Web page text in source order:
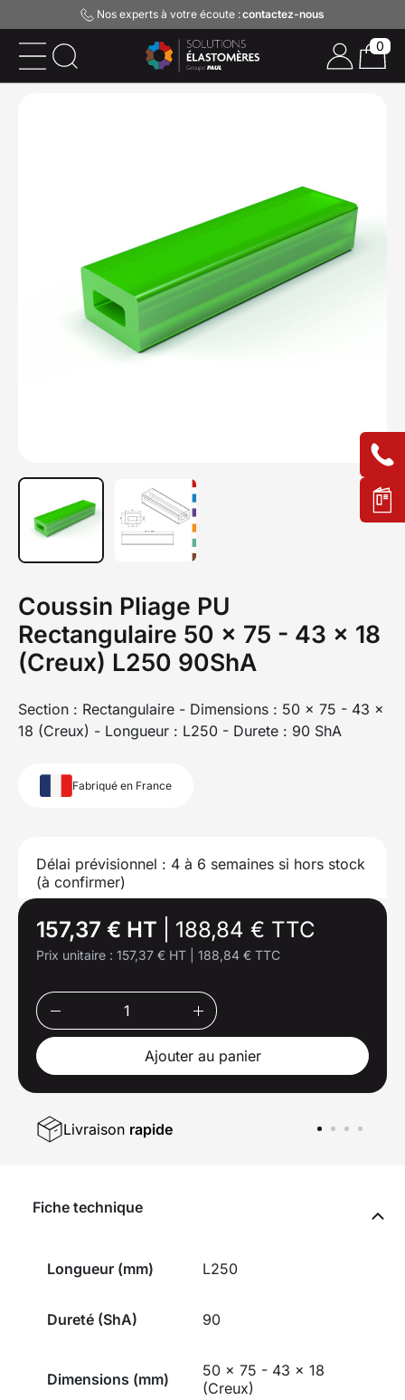
Nos experts à votre écoute :contactez-nous
Coussin Pliage PU
Rectangulaire 50 x 75 - 43 x 18
(Creux) L250 90ShA
Section : Rectangulaire - Dimensions : 50 x 75 - 43 x
18 (Creux) - Longueur : L250 - Durete : 90 ShA
Fabriqué en France
Délai prévisionnel : 4 à 6 semaines si hors stock
(à confirmer)
157,37 € HT 188,84 € TTC
Prix unitaire : 157,37 € HT 188,84 € TTC
Ajouter au panier
Livraison rapide
Fiche technique
Longueur (mm) L250
Dureté (ShA) 90
Dimensions (mm)
50 x 75 - 43 x 18
(Creux)
0